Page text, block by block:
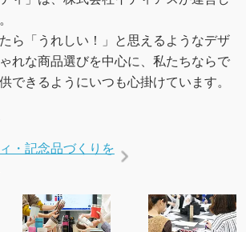
ら「うれしい！」と思えるようなデザ
れな商品選びを中心に、私たちならで
できるようにいつも心掛けています。
・記念品づくりを